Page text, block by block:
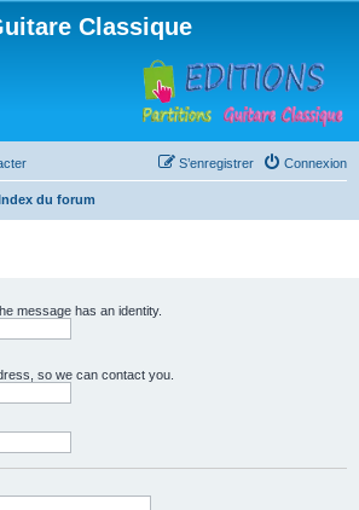
Classique
Connexion
S’enregistrer
du forum
message has an identity.
so we can contact you.